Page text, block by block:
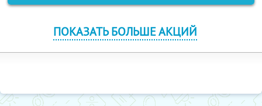
ПОКАЗАТЬ БОЛЬШЕ АКЦИЙ